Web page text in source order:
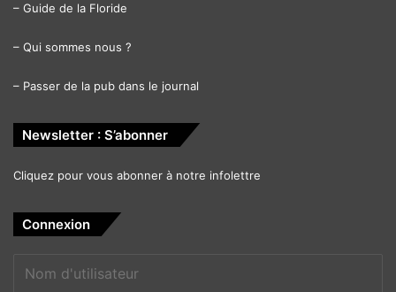
– Guide de la Floride
– Qui sommes nous ?
– Passer de la pub dans le journal
Newsletter : S’abonner
Cliquez pour vous abonner à notre infolettre
Connexion